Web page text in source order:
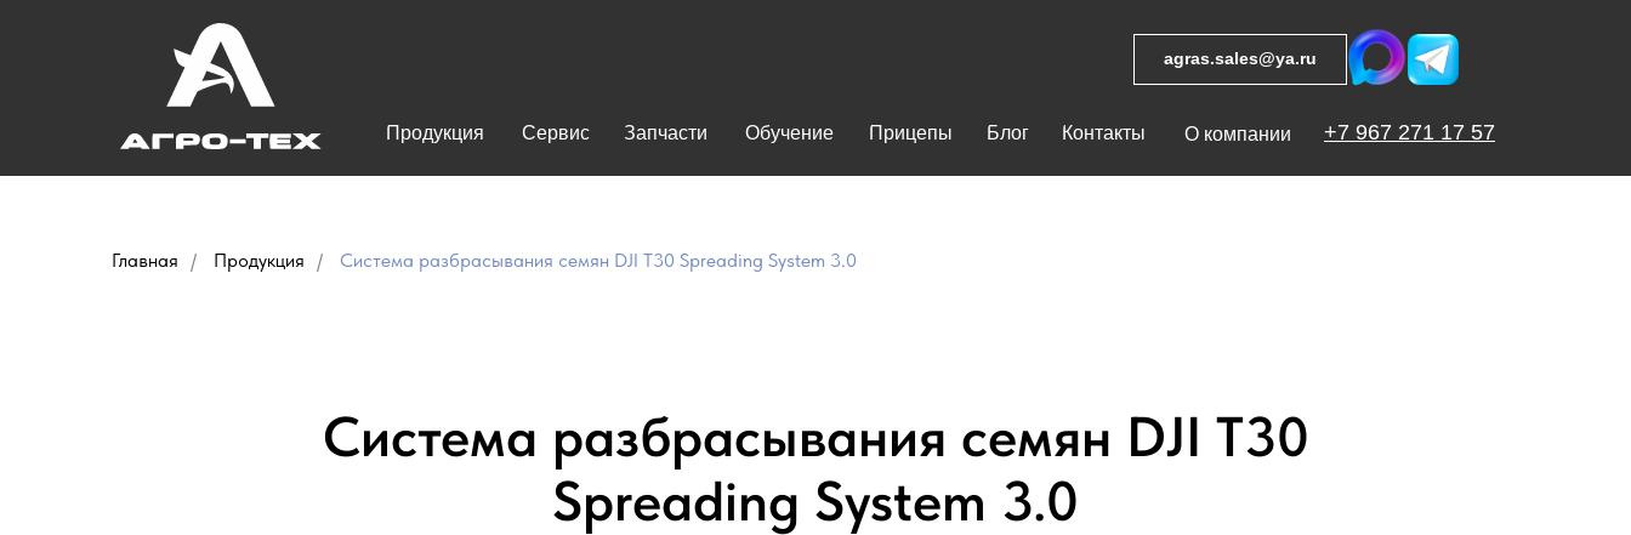
+7 967 271 17 57
О компании
Контакты
Блог
Прицепы
Обучение
Запчасти
Сервис
Продукция
agras.sales@ya.ru
Главная / Продукция / Система разбрасывания семян DJI T30 Spreading System 3.0
Система разбрасывания семян DJI T30
Spreading System 3.0